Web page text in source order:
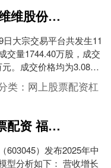
火牛配资 维维股份现11笔大宗交易 总成交金额537276万元
日大宗交易平台共发生11
交量1744.40万股，成交
。成交价格均为3.08
盘价折价9.68%。....
类： 网上股票配资杠
美通美股票配资 福达合金（603045）：营收增长但盈利承压，现金流与债务风险需关注
603045）发布2025年中
型分析如下： 营收增长